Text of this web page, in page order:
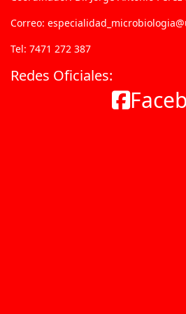
Correo:
Tel: 7471 272 387
Redes Oficiales: